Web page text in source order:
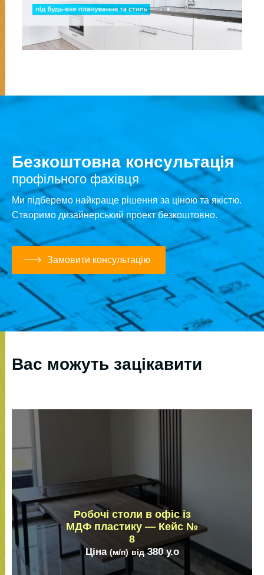
Безкоштовна консультація
профільного фахівця
Ми підберемо найкраще рішення за ціною та якістю.
Створимо дизайнерський проект безкоштовно.
Замовити консультацію
Вас можуть зацікавити
Робочі столи в офіс із
МДФ пластику — Кейс №
8
Ціна (м/п) від380 у.о